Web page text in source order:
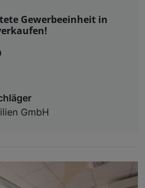
Gewerbeeinheit in
GmbH